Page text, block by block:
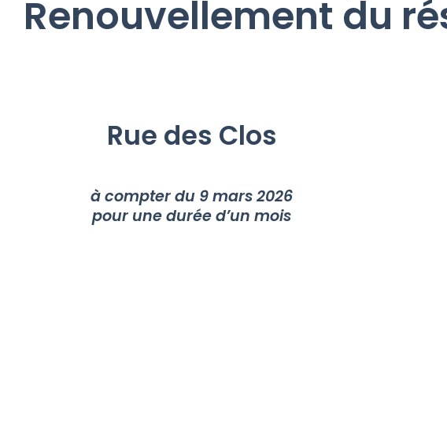
Renouvellement du
Rue des Clos
à compter du 9 mars 2026
pour une durée d’un mois